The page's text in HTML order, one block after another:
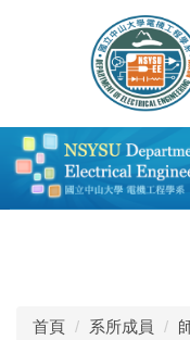
容
區
首頁 系所成員